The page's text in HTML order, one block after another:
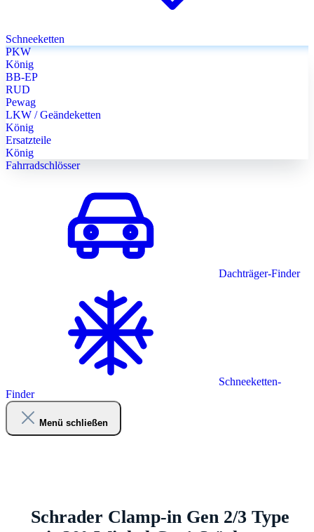
Schneeketten
PKW
König
BB-EP
RUD
Pewag
LKW / Geändeketten
König
Ersatzteile
König
Fahrradschlösser
Dachträger-Finder
Schneeketten-
Finder
Menü schließen
Schrader Clamp-in Gen 2/3 Type